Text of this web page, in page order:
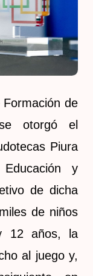
de
otorgó el
Piura
y
de dicha
de niños
12 años, la
al juego y,